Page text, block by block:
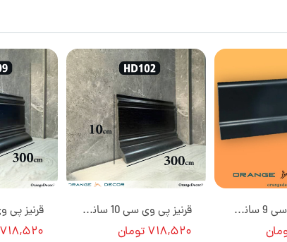
۷۱۸,۵۲۰ تومان
قرنیز پی وی سی 10 سانتی متری رنگ ونگه کد HD102 [انبار تهران]
۷۱۸,۵۲۰ تومان
قرنیز پی وی سی 9 سانت رنگ مشکی مات به طول 3 متر کد 943M [انبار تهران]